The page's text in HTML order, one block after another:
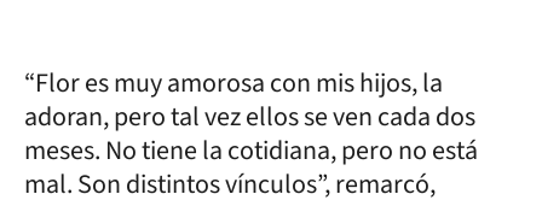
“Flor es muy amorosa con mis hijos, la
adoran, pero tal vez ellos se ven cada dos
meses. No tiene la cotidiana, pero no está
mal. Son distintos vínculos”, remarcó,